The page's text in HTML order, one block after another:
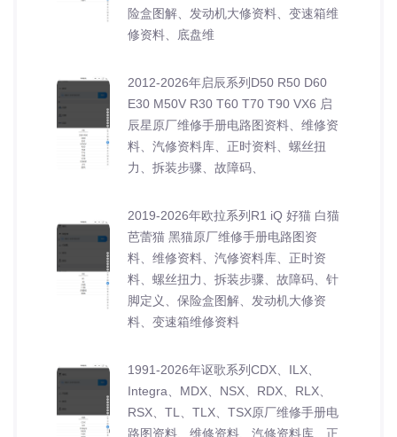
险盒图解、发动机大修资料、变速箱维
修资料、底盘维
2012-2026年启辰系列D50 R50 D60
E30 M50V R30 T60 T70 T90 VX6 启
辰星原厂维修手册电路图资料、维修资
料、汽修资料库、正时资料、螺丝扭
力、拆装步骤、故障码、
2019-2026年欧拉系列R1 iQ 好猫 白猫
芭蕾猫 黑猫原厂维修手册电路图资
料、维修资料、汽修资料库、正时资
料、螺丝扭力、拆装步骤、故障码、针
脚定义、保险盒图解、发动机大修资
料、变速箱维修资料
1991-2026年讴歌系列CDX、ILX、
Integra、MDX、NSX、RDX、RLX、
RSX、TL、TLX、TSX原厂维修手册电
路图资料、维修资料、汽修资料库、正